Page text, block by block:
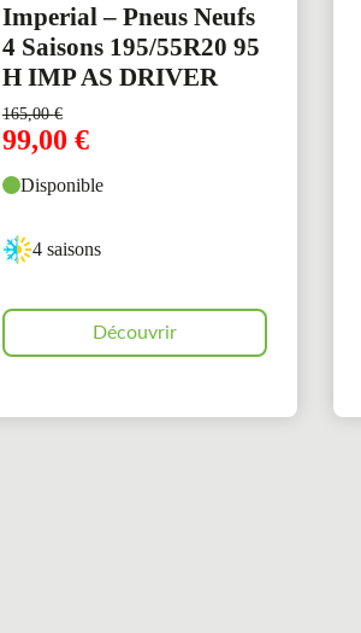
Imperial – Pneus Neufs
4 Saisons 195/55R20 95
H IMP AS DRIVER
165,00€
99,00 €
Disponible
4 saisons
Découvrir